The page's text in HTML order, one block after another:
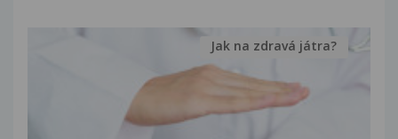
Jak na zdravá játra?